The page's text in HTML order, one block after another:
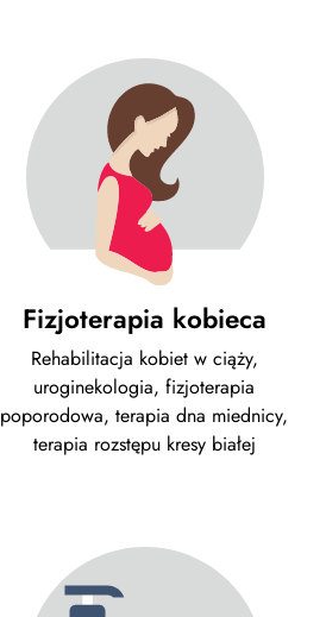
Fizjoterapia kobieca
Rehabilitacja kobiet w ciąży,
uroginekologia, fizjoterapia
poporodowa, terapia dna miednicy,
terapia rozstępu kresy białej